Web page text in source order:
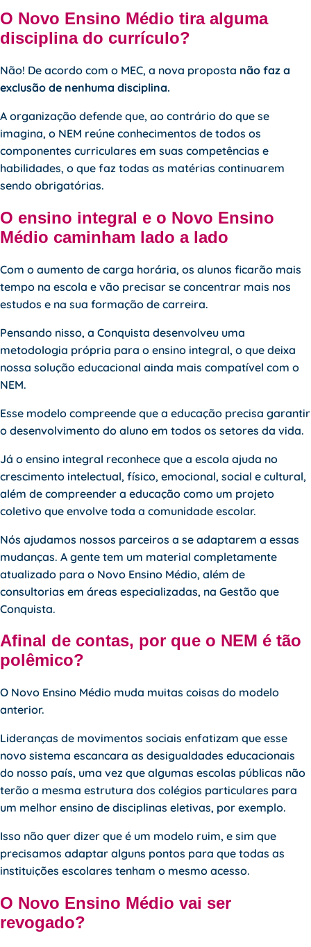
O Novo Ensino Médio tira alguma
disciplina do currículo?
Não! De acordo com o MEC, a nova proposta não faz a
exclusão de nenhuma disciplina.
A organização defende que, ao contrário do que se
imagina, o NEM reúne conhecimentos de todos os
componentes curriculares em suas competências e
habilidades, o que faz todas as matérias continuarem
sendo obrigatórias.
O ensino integral e o Novo Ensino
Médio caminham lado a lado
Com o aumento de carga horária, os alunos ficarão mais
tempo na escola e vão precisar se concentrar mais nos
estudos e na sua formação de carreira.
Pensando nisso, a Conquista desenvolveu uma
metodologia própria para o ensino integral, o que deixa
nossa solução educacional ainda mais compatível com o
NEM.
Esse modelo compreende que a educação precisa garantir
o desenvolvimento do aluno em todos os setores da vida.
Já o ensino integral reconhece que a escola ajuda no
crescimento intelectual, físico, emocional, social e cultural,
além de compreender a educação como um projeto
coletivo que envolve toda a comunidade escolar.
Nós ajudamos nossos parceiros a se adaptarem a essas
mudanças. A gente tem um material completamente
atualizado para o Novo Ensino Médio, além de
consultorias em áreas especializadas, na Gestão que
Conquista.
Afinal de contas, por que o NEM é tão
polêmico?
O Novo Ensino Médio muda muitas coisas do modelo
anterior.
Lideranças de movimentos sociais enfatizam que esse
novo sistema escancara as desigualdades educacionais
do nosso país, uma vez que algumas escolas públicas não
terão a mesma estrutura dos colégios particulares para
um melhor ensino de disciplinas eletivas, por exemplo.
Isso não quer dizer que é um modelo ruim, e sim que
precisamos adaptar alguns pontos para que todas as
instituições escolares tenham o mesmo acesso.
O Novo Ensino Médio vai ser
revogado?